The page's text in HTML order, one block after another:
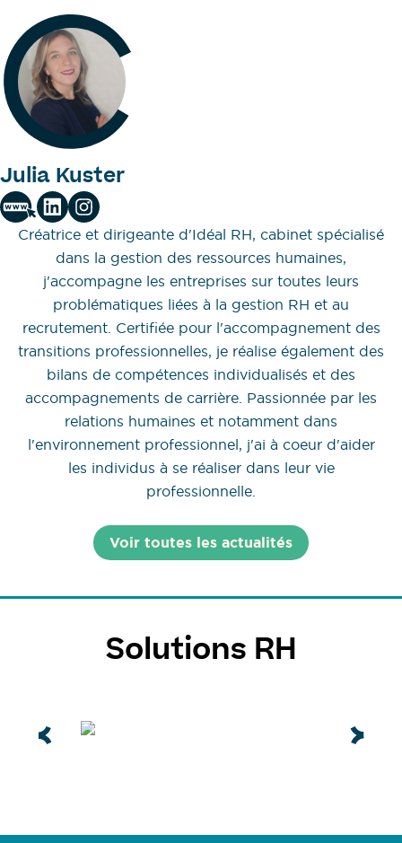
Julia Kuster
Créatrice et dirigeante d'Idéal RH, cabinet spécialisé
dans la gestion des ressources humaines,
j'accompagne les entreprises sur toutes leurs
problématiques liées à la gestion RH et au
recrutement. Certifiée pour l'accompagnement des
transitions professionnelles, je réalise également des
bilans de compétences individualisés et des
accompagnements de carrière. Passionnée par les
relations humaines et notamment dans
l'environnement professionnel, j'ai à coeur d'aider
les individus à se réaliser dans leur vie
professionnelle.
Voir toutes les actualités
Solutions RH